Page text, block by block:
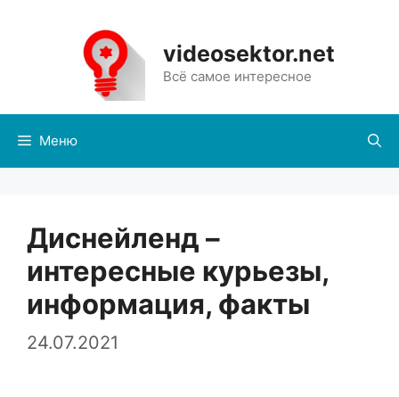
содержимому
videosektor.net
Всё самое интересное
Меню
Диснейленд –
интересные курьезы,
информация, факты
24.07.2021